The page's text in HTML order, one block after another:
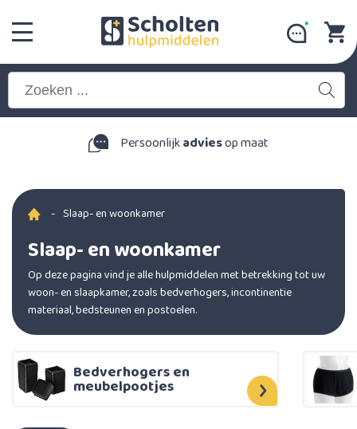
Persoonlijkadviesop maat
- Slaap- en woonkamer
Slaap- en woonkamer
Op deze pagina vind je alle hulpmiddelen met betrekking tot uw
woon- en slaapkamer, zoals bedverhogers, incontinentie
materiaal, bedsteunen en postoelen.
Bedverhogers en
meubelpootjes